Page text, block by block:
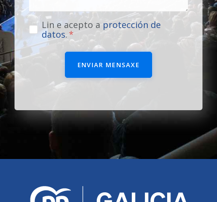
Lin e acepto a protección de
datos.
ENVIAR MENSAXE